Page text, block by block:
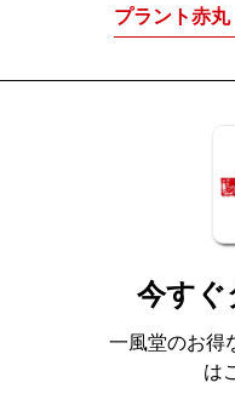
プラント赤丸
今す
一風堂のお得
は